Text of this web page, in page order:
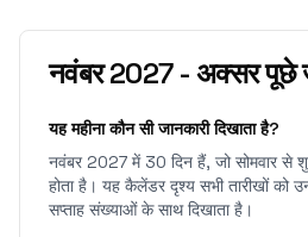
नवंबर 2027-अक्सर पूछे
यह महीना कौन सी जानकारी दिखाता है?
नवंबर 2027 में 30 दिन हैं, जो सोमवार से
होता है। यह कैलेंडर दृश्य सभी तारीखों को
सप्ताह संख्याओं के साथ दिखाता है।